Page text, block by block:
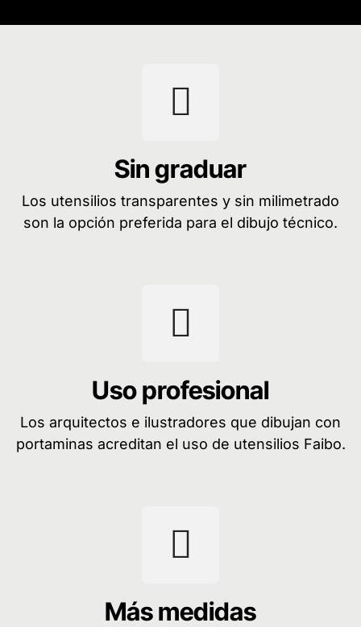
Sin graduar
Los utensilios transparentes y sin milimetrado
son la opción preferida para el dibujo técnico.
Uso profesional
Los arquitectos e ilustradores que dibujan con
portaminas acreditan el uso de utensilios Faibo.
Más medidas